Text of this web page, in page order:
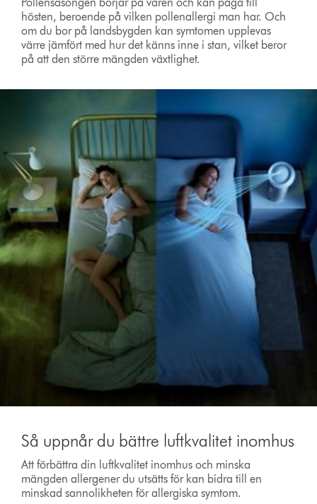
Pollensäsongen börjar på våren och kan pågå till
hösten, beroende på vilken pollenallergi man har. Och
om du bor på landsbygden kan symtomen upplevas
värre jämfört med hur det känns inne i stan, vilket beror
på att den större mängden växtlighet.
Så uppnår du bättre luftkvalitet inomhus
Att förbättra din luftkvalitet inomhus och minska
mängden allergener du utsätts för kan bidra till en
minskad sannolikheten för allergiska symtom.